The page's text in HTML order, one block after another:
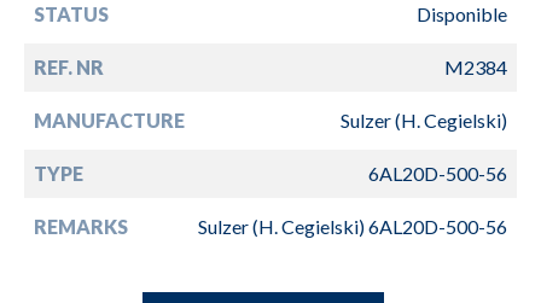
STATUS Disponible
REF. NR M2384
MANUFACTURE Sulzer (H. Cegielski)
TYPE 6AL20D-500-56
REMARKS Sulzer (H. Cegielski) 6AL20D-500-56